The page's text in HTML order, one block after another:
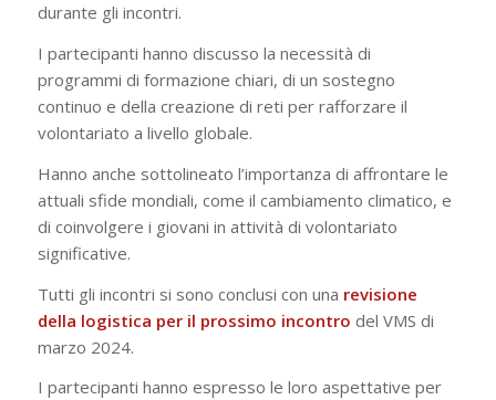
durante gli incontri.
I partecipanti hanno discusso la necessità di
programmi di formazione chiari, di un sostegno
continuo e della creazione di reti per rafforzare il
volontariato a livello globale.
Hanno anche sottolineato l’importanza di affrontare le
attuali sfide mondiali, come il cambiamento climatico, e
di coinvolgere i giovani in attività di volontariato
significative.
Tutti gli incontri si sono conclusi con una revisione
della logistica per il prossimo incontro del VMS di
marzo 2024.
I partecipanti hanno espresso le loro aspettative per